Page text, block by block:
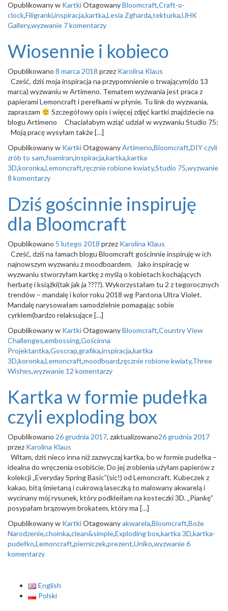
Opublikowany w KartkiOtagowanyBloomcraft,Craft-o-
clock,Filigranki,inspiracja,kartka,Lesia Zgharda,tekturka,UHK
Gallery,wyzwanie 7 komentarzy
Wiosennie i kobieco
Opublikowano 8 marca 2018 przez Karolina Klaus
Cześć, dziś moja inspiracja na przypomnienie o trwającym(do 13
marca) wyzwaniu w Artimeno. Tematem wyzwania jest praca z
papierami Lemoncraft i perełkami w płynie. Tu link do wyzwania,
zapraszam
Szczegółowy opis i więcej zdjęć kartki znajdziecie na
blogu Artimeno Chaciałabym wziąć udział w wyzwaniu Studio 75:
Moją pracę wysyłam także […]
Opublikowany w KartkiOtagowanyArtimeno,Bloomcraft,DIY czyli
zrób to sam,foamiran,inspiracja,kartka,kartka
3D,koronka,Lemoncraft,ręcznie robione kwiaty,Studio 75,wyzwanie
8 komentarzy
Dziś gościnnie inspiruję
dla Bloomcraft
Opublikowano 5 lutego 2018 przez Karolina Klaus
Cześć, dziś na łamach blogu Bloomcraft gościnnie inspiruję w ich
najnowszym wyzwaniu z moodboardem. Jako inspirację w
wyzwaniu stworzyłam kartkę z myślą o kobietach kochających
herbatę i książki(tak jak ja ????). Wykorzystałam tu 2 z tegorocznych
trendów – mandalę i kolor roku 2018 wg Pantona Ultra Violet.
Mandalę narysowałam samodzielnie pomagając sobie
cyrklem(bardzo relaksujące […]
Opublikowany w KartkiOtagowanyBloomcraft,Country View
Challenges,embossing,Gościnna
Projektantka,Goscrap,grafika,inspiracja,kartka
3D,koronka,Lemoncraft,moodboard,ręcznie robione kwiaty,Three
Wishes,wyzwanie 12 komentarzy
Kartka w formie pudełka
czyli exploding box
Opublikowano 26 grudnia 2017, zaktualizowano26 grudnia 2017
przez Karolina Klaus
Witam, dziś nieco inna niż zazwyczaj kartka, bo w formie pudełka –
idealna do wręczenia osobiście. Do jej zrobienia użyłam papierów z
kolekcji „Everyday Spring Basic”(sic!) od Lemoncraft. Kubeczek z
kakao, bitą śmietaną i cukrową laseczką to malowany akwarelą i
wycinany mój rysunek, który podkleiłam na kosteczki 3D. „Piankę”
posypałam brązowym brokatem, który ma […]
Opublikowany w KartkiOtagowanyakwarela,Bloomcraft,Boże
Narodzenie,choinka,clean&simple,Exploding box,kartka 3D,kartka-
pudełko,Lemoncraft,pierniczek,prezent,Uniko,wyzwanie6
komentarzy
English
Polski